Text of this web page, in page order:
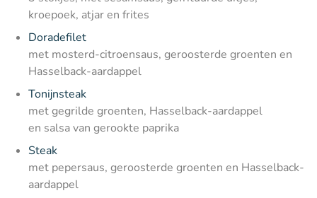
kroepoek, atjar en frites
Doradefilet
met mosterd-citroensaus, geroosterde groenten en
Hasselback-aardappel
Tonijnsteak
met gegrilde groenten, Hasselback-aardappel
en salsa van gerookte paprika
Steak
met pepersaus, geroosterde groenten en Hasselback-
aardappel